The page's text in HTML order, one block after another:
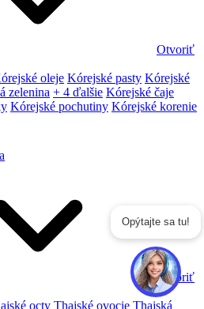
Otvoriť
oleje Kórejské pasty Kórejské
zelenina + 4 ďalšie Kórejské čaje
Kórejské pochutiny Kórejské korenie
Otvoriť
octy Thajské ovocie Thajská
Opýtajte sa tu!